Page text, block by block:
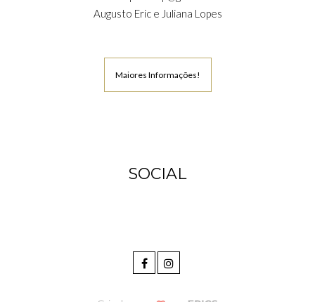
Augusto Eric e Juliana Lopes
Maiores Informações!
SOCIAL